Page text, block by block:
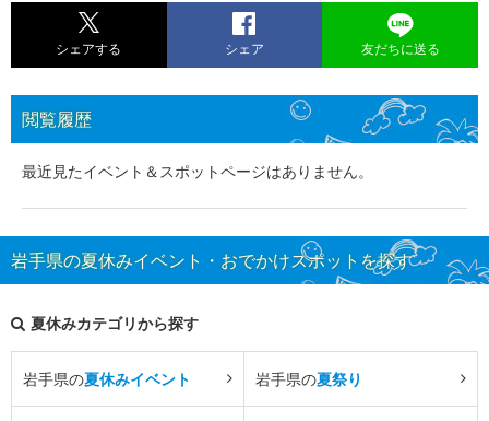
シェアする シェア 友だちに送る
閲覧履歴
最近見たイベント＆スポットページはありません。
岩手県の夏休みイベント・おでかけスポットを探す
夏休みカテゴリから探す
岩手県の夏休みイベント 岩手県の夏祭り